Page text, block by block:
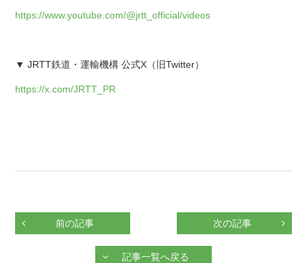
https://www.youtube.com/@jrtt_official/videos
▼ JRTT鉄道・運輸機構 公式X（旧Twitter）
https://x.com/JRTT_PR
前の記事
記事一覧へ戻る
次の記事